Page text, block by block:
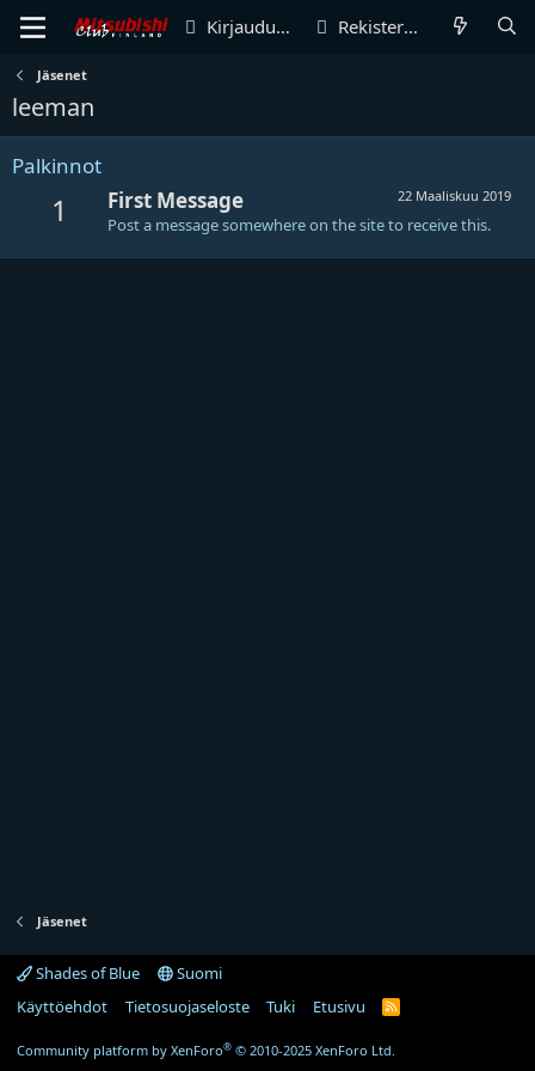
Kirjaudu sisään Rekisteröidy
Jäsenet
leeman
Palkinnot
1 22 Maaliskuu 2019
First Message
Post a message somewhere on the site to receive this.
Jäsenet
Shades of Blue
Suomi
Käyttöehdot
Tietosuojaseloste Tuki Etusivu
R
Community platform by XenForo® © 2010-2025 XenForo Ltd.